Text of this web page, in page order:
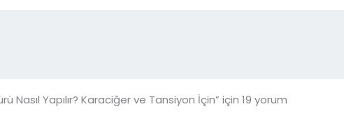
Nasıl Yapılır? Karaciğer ve Tansiyon İçin” için 19 yorum